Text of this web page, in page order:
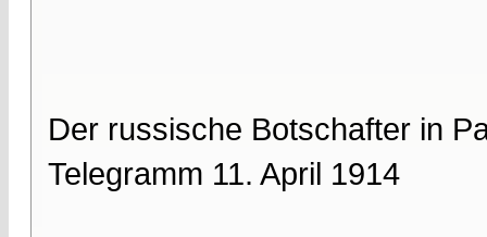
Der russische Botschafter in
Telegramm 11. April 1914